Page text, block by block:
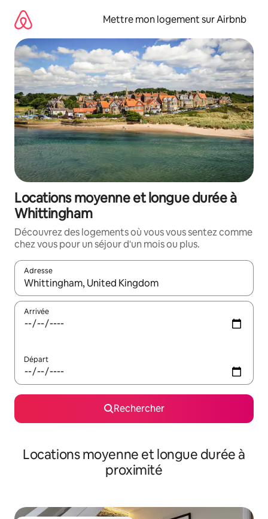
directement
contenu
Mettre mon logement sur Airbnb
Locations moyenne et longue durée à
Whittingham
Découvrez des logements où vous vous sentez comme
chez vous pour un séjour d'un mois ou plus.
Adresse
Lorsque les résultats s'affichent, utilisez les flèches vers le
Arrivée
Départ
Rechercher
Locations moyenne et longue durée à
proximité